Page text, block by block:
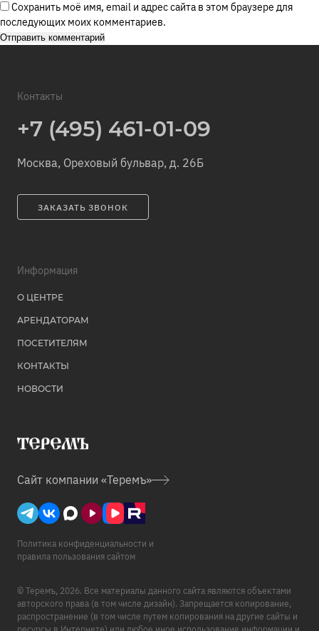
Сохранить моё имя, email и адрес сайта в этом браузере для
последующих моих комментариев.
Контакты
+7 (495) 461-01-09
Москва, Ореховый бульвар, д. 26Б
ЗАКАЗАТЬ ЗВОНОК
Информация
О ЦЕНТРЕ
АРЕНДАТОРАМ
ПОСЕТИТЕЛЯМ
КОНТАКТЫ
НОВОСТИ
Сайт компании «Теремъ»
Политика конфиденциальности и
правила пользования сайтом
© Теремъ, 2026. Все материалы данного сайта являются объектами
авторского права (в том числе дизайн). Запрещается копирование,
распространение (в том числе путем копирования на другие сайты и